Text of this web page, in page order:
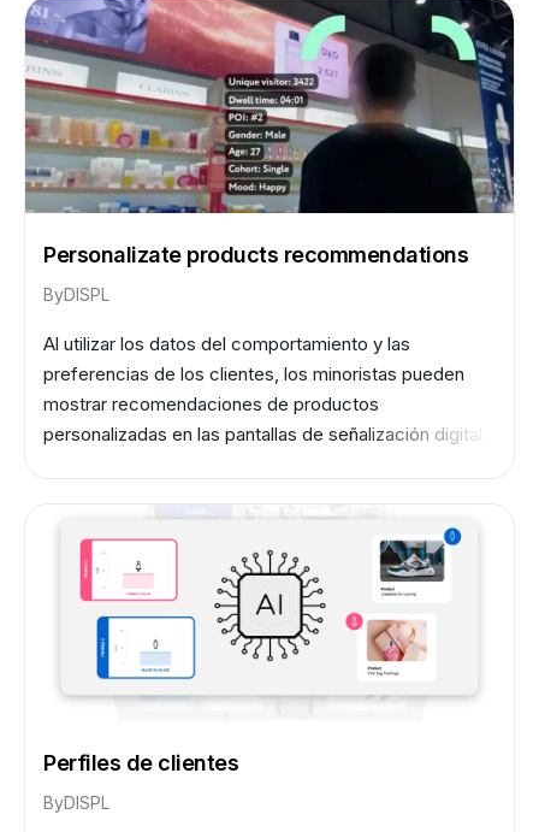
Personalizate products recommendations
ByDISPL
Al utilizar los datos del comportamiento y las
preferencias de los clientes, los minoristas pueden
mostrar recomendaciones de productos
personalizadas en las pantallas de señalización digital.
Perfiles de clientes
ByDISPL